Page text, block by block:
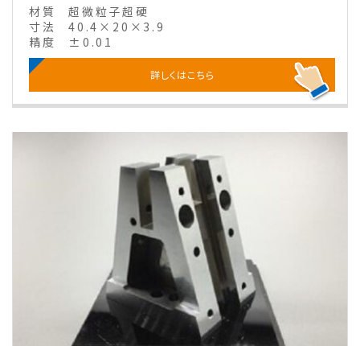
材質
超微粒子超硬
寸法
40.4×20×3.9
精度
±0.01
詳しくはこちら